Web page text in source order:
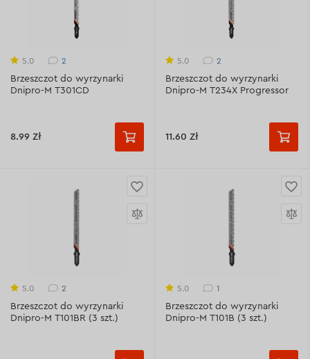
5.0 2
Brzeszczot do wyrzynarki
Dnipro-M T301CD
8.99 Zł
5.0 2
Brzeszczot do wyrzynarki
Dnipro-M T234X Progressor
11.60 Zł
5.0 2
Brzeszczot do wyrzynarki
Dnipro-M T101BR (3 szt.)
5.0 1
Brzeszczot do wyrzynarki
Dnipro-M T101B (3 szt.)